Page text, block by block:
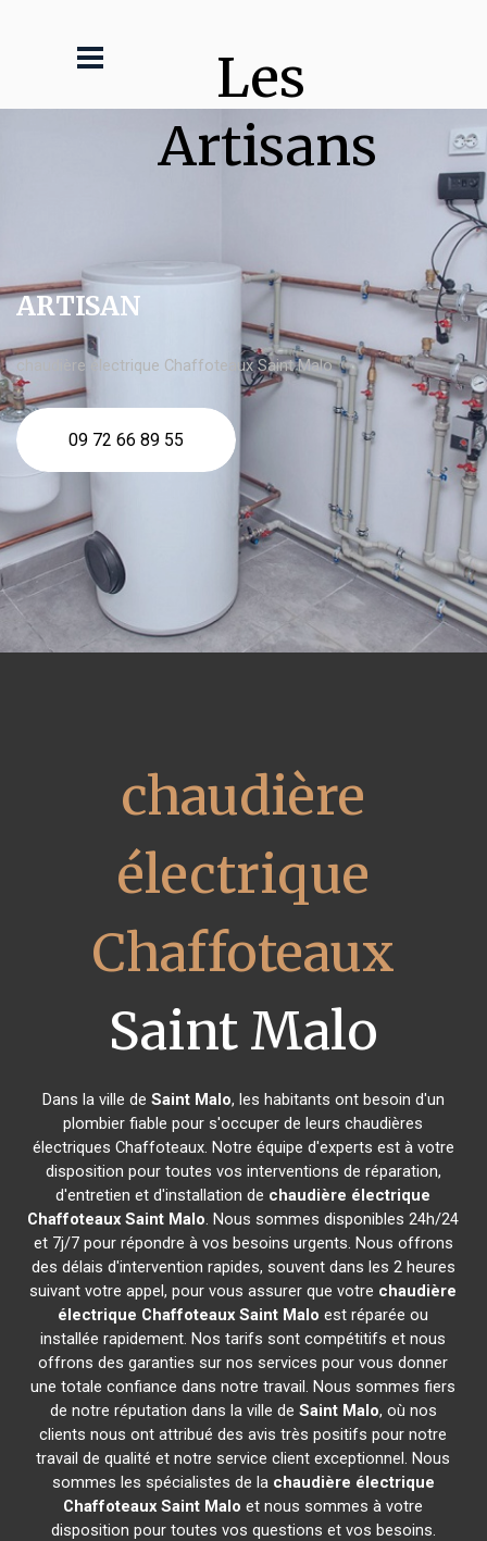
Les
Artisans
ARTISAN
chaudière électrique Chaffoteaux Saint Malo
09 72 66 89 55
chaudière
électrique
Chaffoteaux
Saint Malo
Dans la ville de Saint Malo, les habitants ont besoin d'un
plombier fiable pour s'occuper de leurs chaudières
électriques Chaffoteaux. Notre équipe d'experts est à votre
disposition pour toutes vos interventions de réparation,
d'entretien et d'installation de chaudière électrique
Chaffoteaux Saint Malo. Nous sommes disponibles 24h/24
et 7j/7 pour répondre à vos besoins urgents. Nous offrons
des délais d'intervention rapides, souvent dans les 2 heures
suivant votre appel, pour vous assurer que votre chaudière
électrique Chaffoteaux Saint Malo est réparée ou
installée rapidement. Nos tarifs sont compétitifs et nous
offrons des garanties sur nos services pour vous donner
une totale confiance dans notre travail. Nous sommes fiers
de notre réputation dans la ville de Saint Malo, où nos
clients nous ont attribué des avis très positifs pour notre
travail de qualité et notre service client exceptionnel. Nous
sommes les spécialistes de la chaudière électrique
Chaffoteaux Saint Malo et nous sommes à votre
disposition pour toutes vos questions et vos besoins.